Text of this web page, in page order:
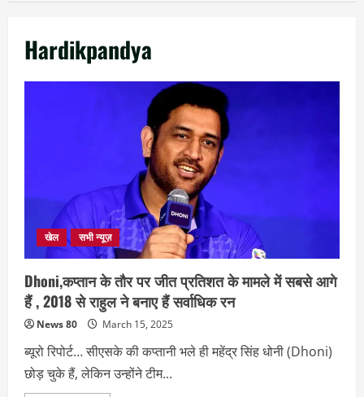
Hardikpandya
खेल सभी न्यूज़
Dhoni,कप्तान के तौर पर जीत प्रतिशत के मामले में सबसे आगे
हैं , 2018 से राहुल ने बनाए हैं सर्वाधिक रन
News 80 March 15, 2025
ब्यूरो रिपोर्ट… सीएसके की कप्तानी भले ही महेंद्र सिंह धोनी (Dhoni)
छोड़ चुके हैं, लेकिन उन्होंने टीम...